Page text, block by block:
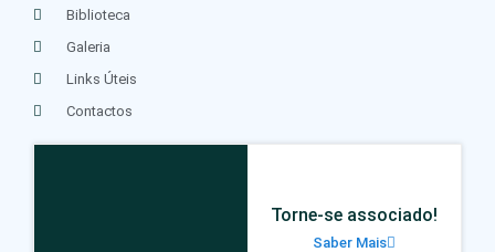
Biblioteca
Galeria
Links Úteis
Contactos
Torne-se associado!
Saber Mais